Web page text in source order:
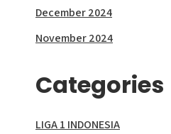
December 2024
November 2024
Categories
LIGA 1 INDONESIA